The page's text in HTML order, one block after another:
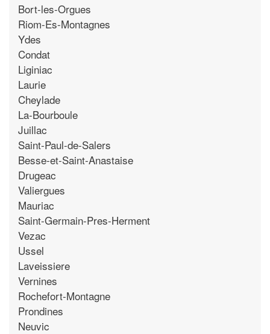
Bort-les-Orgues
Riom-Es-Montagnes
Ydes
Condat
Liginiac
Laurie
Cheylade
La-Bourboule
Juillac
Saint-Paul-de-Salers
Besse-et-Saint-Anastaise
Drugeac
Valiergues
Mauriac
Saint-Germain-Pres-Herment
Vezac
Ussel
Laveissiere
Vernines
Rochefort-Montagne
Prondines
Neuvic